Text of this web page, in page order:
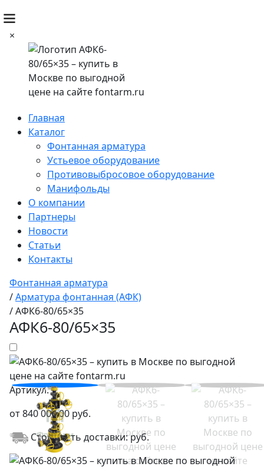
×
Главная
Каталог
Фонтанная арматура
Устьевое оборудование
Противовыбросовое оборудование
Манифольды
О компании
Партнеры
Новости
Статьи
Контакты
Фонтанная арматура
/Арматура фонтанная (АФК)
/АФК6-80/65×35
АФК6-80/65×35
Артикул:
от840 000,00руб.
Стоимость доставки:руб.